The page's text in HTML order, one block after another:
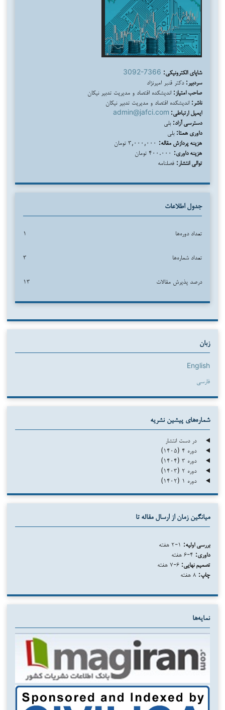
شاپای الکترونیکی: 3092-7366
سردبیر: دکتر قنبر امیرنژاد
صاحب امتیاز: اندیشکده اقتصاد و مدیریت تدبیر نیکان
ناشر: اندیشکده اقتصاد و مدیریت تدبیر نیکان
ایمیل ارتباطی: admin@jafci.com
دسترسی آزاد: بلی
داوری همتا: بلی
هزینه پردازش مقاله:
هزینه داوری:
توالی انتشار: فصلنامه
جدول اطلاعات
تعداد دوره‌ها ۱
تعداد شماره‌ها ۳
درصد پذیرش مقالات ۱۳
زبان
English
فارسی
شماره‌های پیشین نشریه
در دست انتشار
دوره ۴ (۱۴۰۵)
دوره ۳ (۱۴۰۴)
دوره ۲ (۱۴۰۳)
دوره ۱ (۱۴۰۲)
میانگین زمان از ارسال مقاله تا
بررسی اولیه:
داوری:
تصمیم نهایی:
چاپ:
نمایه‌ها